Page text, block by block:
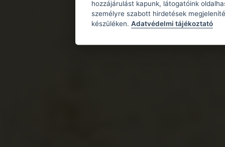
hozzájárulást kapunk, látogatóink
személyre szabott hirdetések
készüléken. Adatvédelmi tájékoztató